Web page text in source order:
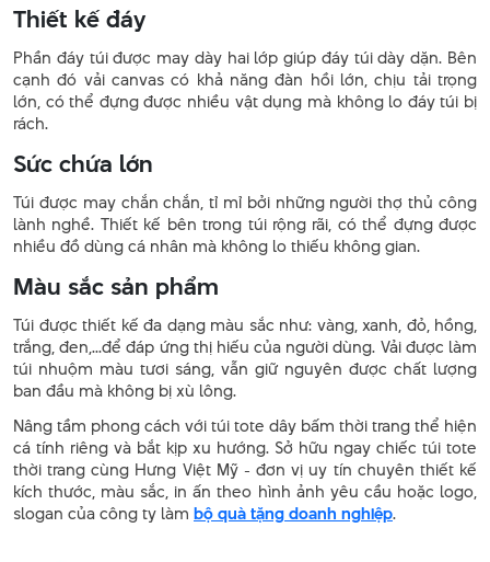
Thiết kế đáy
Phần đáy túi được may dày hai lớp giúp đáy túi dày dặn. Bên
cạnh đó vải canvas có khả năng đàn hồi lớn, chịu tải trọng
lớn, có thể đựng được nhiều vật dụng mà không lo đáy túi bị
rách.
Sức chứa lớn
Túi được may chắn chắn, tỉ mỉ bởi những người thợ thủ công
lành nghề. Thiết kế bên trong túi rộng rãi, có thể đựng được
nhiều đồ dùng cá nhân mà không lo thiếu không gian.
Màu sắc sản phẩm
Túi được thiết kế đa dạng màu sắc như: vàng, xanh, đỏ, hồng,
trắng, đen,...để đáp ứng thị hiếu của người dùng. Vải được làm
túi nhuộm màu tươi sáng, vẫn giữ nguyên được chất lượng
ban đầu mà không bị xù lông.
Nâng tầm phong cách với túi tote dây bấm thời trang thể hiện
cá tính riêng và bắt kịp xu hướng. Sở hữu ngay chiếc túi tote
thời trang cùng Hưng Việt Mỹ - đơn vị uy tín chuyên thiết kế
kích thước, màu sắc, in ấn theo hình ảnh yêu cầu hoặc logo,
slogan của công ty làm bộ quà tặng doanh nghiệp.